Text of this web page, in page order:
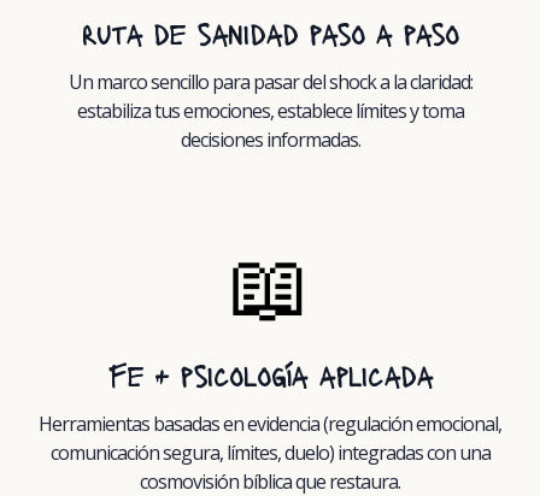
ruta de sanidad paso a paso
Un marco sencillo para pasar del shock a la claridad:
estabiliza tus emociones, establece límites y toma
decisiones informadas.
📖
Fe + psicología aplicada
Herramientas basadas en evidencia (regulación emocional,
comunicación segura, límites, duelo) integradas con una
cosmovisión bíblica que restaura.